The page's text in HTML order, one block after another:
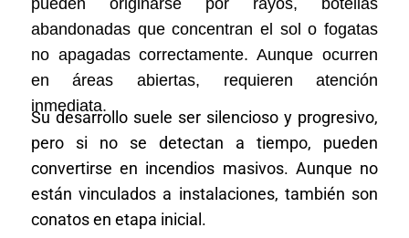
pueden originarse por rayos, botellas
abandonadas que concentran el sol o fogatas
no apagadas correctamente. Aunque ocurren
en áreas abiertas, requieren atención
inmediata.
Su desarrollo suele ser silencioso y progresivo,
pero si no se detectan a tiempo, pueden
convertirse en incendios masivos. Aunque no
están vinculados a instalaciones, también son
conatos en etapa inicial.